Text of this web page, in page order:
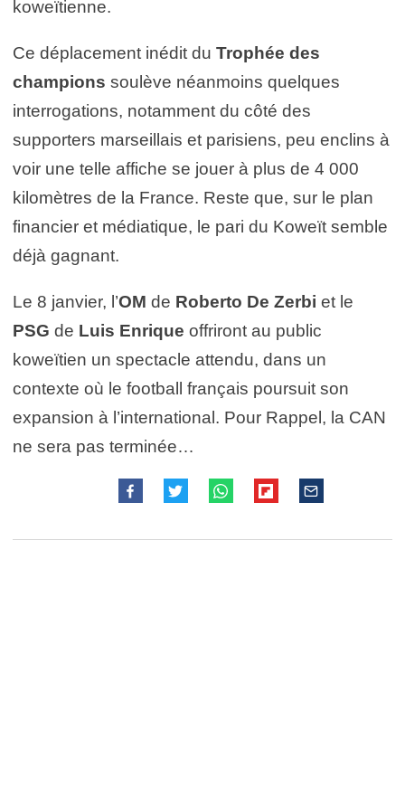
koweïtienne.
Ce déplacement inédit du Trophée des
champions soulève néanmoins quelques
interrogations, notamment du côté des
supporters marseillais et parisiens, peu enclins à
voir une telle affiche se jouer à plus de 4 000
kilomètres de la France. Reste que, sur le plan
financier et médiatique, le pari du Koweït semble
déjà gagnant.
Le 8 janvier, l’OM de Roberto De Zerbi et le
PSG de Luis Enrique offriront au public
koweïtien un spectacle attendu, dans un
contexte où le football français poursuit son
expansion à l’international. Pour Rappel, la CAN
ne sera pas terminée…